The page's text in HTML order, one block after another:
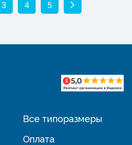
3 4 5
Все типоразмеры
Оплата